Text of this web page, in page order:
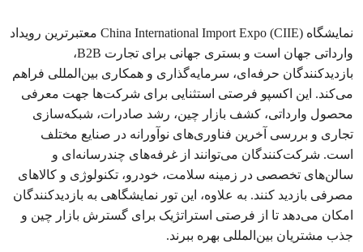
نمایشگاه China International Import Expo (CIIE) معتبرترین رویداد
وارداتی جهان است و بستری جهانی برای تجارت B2B،
بازدیدکنندگان حرفه‌ای، سرمایه‌گذاری و همکاری بین‌المللی فراهم
می‌کند. این اکسپو فرصتی استثنایی برای شرکت‌ها جهت معرفی
محصول وارداتی، کشف بازار چین، رشد صادرات، شبکه‌سازی
تجاری و بررسی آخرین فناوری‌های نوآورانه در صنایع مختلف
است. شرکت‌کنندگان می‌توانند از غرفه‌های چندرسانه‌ای و
سالن‌های تخصصی در زمینه سلامت، خودرو، تکنولوژی و کالاهای
مصرفی بازدید کنند. به علاوه، این تور نمایشگاهی به بازدیدکنندگان
امکان می‌دهد تا از فرصتی استراتژیک برای گسترش بازار چین و
جذب مشتریان بین‌المللی بهره ببرند.